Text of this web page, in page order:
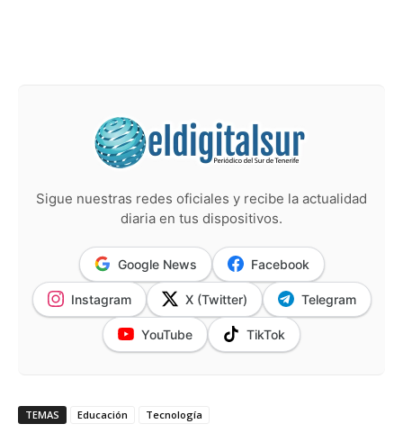
Sigue nuestras redes oficiales y recibe la actualidad
diaria en tus dispositivos.
Google News Facebook
Instagram X (Twitter) Telegram
YouTube TikTok
TEMAS Educación Tecnología